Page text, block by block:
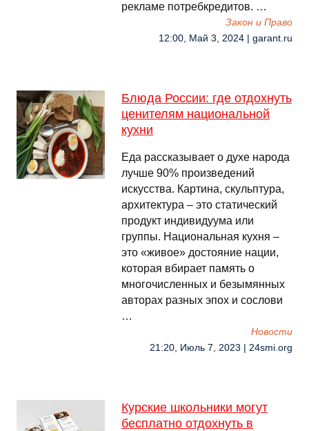
рекламе потребкредитов. …
Закон и Право
12:00, Май 3, 2024 | garant.ru
Блюда России: где отдохнуть
ценителям национальной
кухни
Еда рассказывает о духе народа
лучше 90% произведений
искусства. Картина, скульптура,
архитектура – это статический
продукт индивидуума или
группы. Национальная кухня –
это «живое» достояние нации,
которая вбирает память о
многочисленных и безымянных
авторах разных эпох и сослови
…
Новости
21:20, Июль 7, 2023 | 24smi.org
Курские школьники могут
бесплатно отдохнуть в